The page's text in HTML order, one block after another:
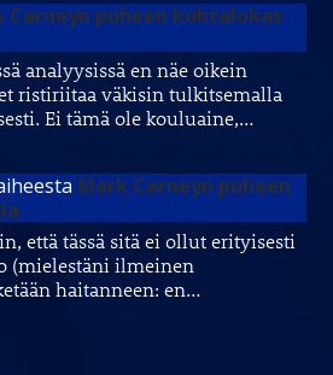
Carneyn puheen kohtalokas
analyysissä en näe oikein
ristiriitaa väkisin tulkitsemalla
Ei tämä ole kouluaine,…
Mark Carneyn puheen
että tässä sitä ei ollut erityisesti
(mielestäni ilmeinen
haitanneen: en…